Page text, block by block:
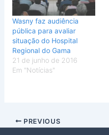
Wasny faz audiência
pública para avaliar
situação do Hospital
Regional do Gama
21 de junho de 2016
Em "Notícias"
PREVIOUS